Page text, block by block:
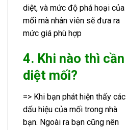
diệt, và mức độ phá hoại của
mối mà nhân viên sẽ đưa ra
mức giá phù hợp
4. Khi nào thì cần
diệt mối?
=> Khi bạn phát hiện thấy các
dấu hiệu của mối trong nhà
bạn. Ngoài ra bạn cũng nên